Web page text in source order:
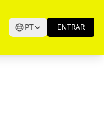
PT ENTRAR